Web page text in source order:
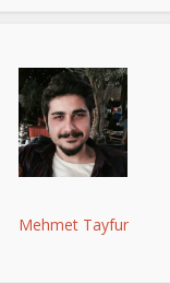
Mehmet Tayfur